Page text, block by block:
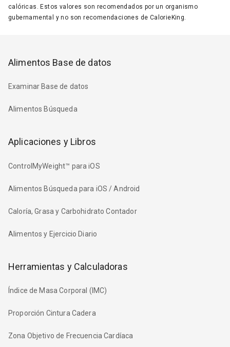
calóricas. Estos valores son recomendados por un organismo
gubernamental y no son recomendaciones de CalorieKing.
Alimentos Base de datos
Examinar Base de datos
Alimentos Búsqueda
Aplicaciones y Libros
ControlMyWeight™ para iOS
Alimentos Búsqueda para iOS / Android
Caloría, Grasa y Carbohidrato Contador
Alimentos y Ejercicio Diario
Herramientas y Calculadoras
Índice de Masa Corporal (IMC)
Proporción Cintura Cadera
Zona Objetivo de Frecuencia Cardíaca